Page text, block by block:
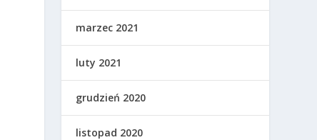
marzec 2021
luty 2021
grudzień 2020
listopad 2020